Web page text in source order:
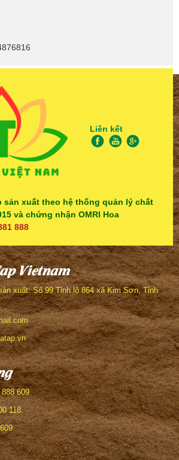
Liên kết
sản xuất theo hệ thống quản lý chất
và chứng nhận OMRI Hoa
888
Vietnam
xuất: Số 99 Tỉnh lộ 864 xã Kim Sơn, Tỉnh
609
118